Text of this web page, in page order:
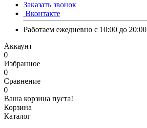
Заказать звонок
Вконтакте
Работаем ежедневно с 10:00 до 20:00
Аккаунт
0
Избранное
0
Сравнение
0
Ваша корзина пуста!
Корзина
Каталог